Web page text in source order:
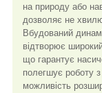
на природу або
дозволяє не
Вбудований
відтворює
що гарантує
полегшує роботу
можливість